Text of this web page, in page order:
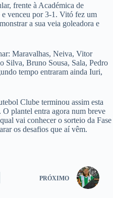
frente à Académica de
e venceu por 3-1. Vitó fez um
a sua veia goleadora e
Maravalhas, Neiva, Vitor
Silva, Bruno Sousa, Sala, Pedro
tempo entraram ainda Iuri,
Clube terminou assim esta
O plantel entra agora num breve
vai conhecer o sorteio da Fase
os desafios que aí vêm.
PRÓXIMO